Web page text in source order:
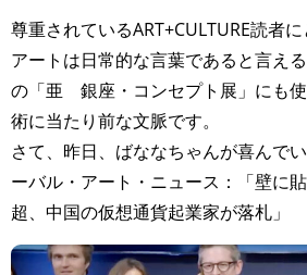
尊重されているART+CULTURE読者
アートは日常的な言葉であると言え
の「亜 銀座・コンセプト展」にも
術に当たり前な文脈です。
さて、昨日、ばななちゃんが喜んで
ーバル・アート・ニュース：「壁に
超、中国の仮想通貨起業家が落札」